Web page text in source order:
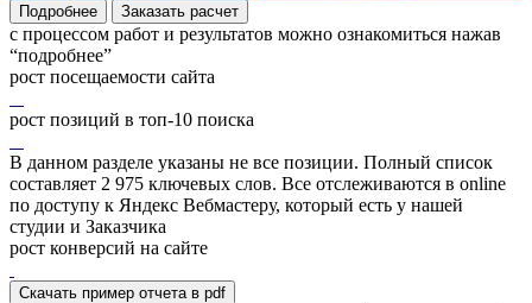
Подробнее Заказать расчет
с процессом работ и результатов можно ознакомиться нажав
“подробнее”
рост посещаемости сайта
рост позиций в топ-10 поиска
В данном разделе указаны не все позиции. Полный список
составляет 2 975 ключевых слов. Все отслеживаются в online
по доступу к Яндекс Вебмастеру, который есть у нашей
студии и Заказчика
рост конверсий на сайте
Скачать пример отчета в pdf